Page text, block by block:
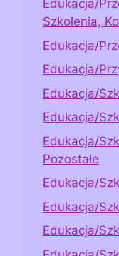
Edukacja/
Szkolenia,
Edukacja/
Edukacja/
Edukacja/
Edukacja/
Edukacja/
Pozostałe
Edukacja/
Edukacja/
Edukacja/